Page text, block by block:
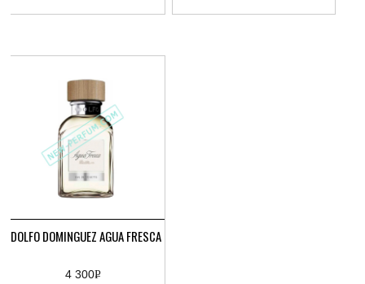
имеет
Опции
ADOLFO DOMINGUEZ AGUA FRESCA
4 300Р